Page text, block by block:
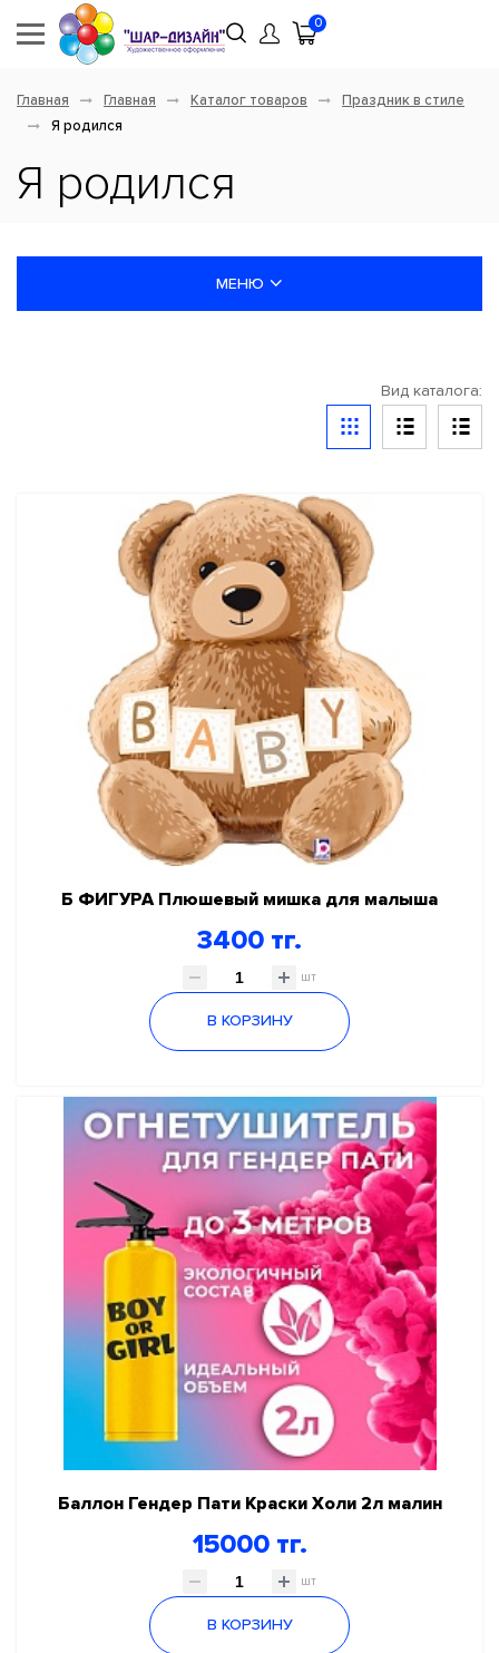
0
Главная Главная Каталог товаров
Праздник в стиле
Я родился
Я родился
МЕНЮ
СКИДКИ И АКЦИИ
ГЕЛИЙ, ОБОРУДОВАНИЕ, АКСЕССУАРЫ
КАРНАВАЛЬНО ПРАЗДНИЧНАЯ ПРОДУКЦИЯ
ПРАЗДНИК В СТИЛЕ
День Рождения
Я родился
Для девочек
Детский праздник
Школьный праздник
Хэллоуин
Вид каталога:
Б ФИГУРА Плюшевый мишка для малыша
3400 тг.
шт
В КОРЗИНУ
Баллон Гендер Пати Краски Холи 2л малин
15000 тг.
шт
В КОРЗИНУ